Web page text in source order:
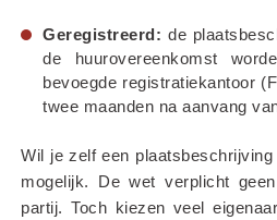
Geregistreerd: de
de huurovereenkomst
bevoegde registratiekantoor
twee maanden na aanvang
Wil je zelf een
mogelijk. De wet verplicht